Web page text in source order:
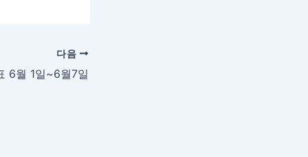
다음
6월 1일~6월7일